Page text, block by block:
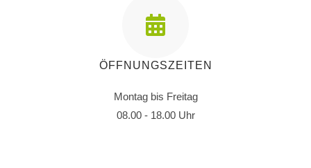
ÖFFNUNGSZEITEN
Montag bis Freitag
08.00 - 18.00 Uhr